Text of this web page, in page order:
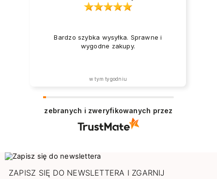
Bardzo szybka wysyłka. Sprawne i
wygodne zakupy.
w tym tygodniu
zebranych i zweryfikowanych przez
ZAPISZ SIĘ DO NEWSLETTERA I ZGARNIJ